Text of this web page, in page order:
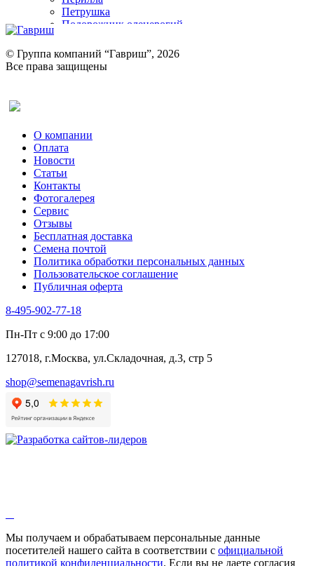
Петрушка
Подорожник оленерогий
Ревень
Рукола
Рута
Тмин
Трава для чая
Туласи
Укроп
Фенхель пряный
Хризантема овощная
Цикорий пряный
Цикорий салатный (Витлуф)
Черемша
Шпинат
Щавель
Эндивий
Эстрагон
Алтей
Бессмертник
Валериана
Валерианелла
Гибискус лекарственный
Девясил
Душица
Змееголовник
Мыльнянка
Мята
© Группа компаний “Гавриш”, 2026
Все права защищены
О компании
Оплата
Новости
Статьи
Контакты
Фотогалерея​
Сервис
Отзывы
Бесплатная доставка
Семена почтой
Политика обработки персональных данных
Пользовательское соглашение
Публичная оферта
8-495-902-77-18
Пн-Пт с 9:00 до 17:00
127018, г.Москва, ул.Складочная, д.3, стр 5
shop@semenagavrish.ru
Мы получаем и обрабатываем персональные данные
посетителей нашего сайта в соответствии с официальной
политикой конфиденциальности. Если вы не даете согласия